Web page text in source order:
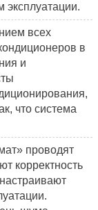
эксплуатации.
всех
в
и
что система
проводят
корректность